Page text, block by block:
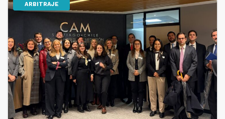
[…]ARBITRAJE